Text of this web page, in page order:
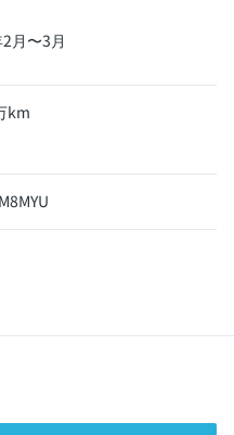
月〜3月
km